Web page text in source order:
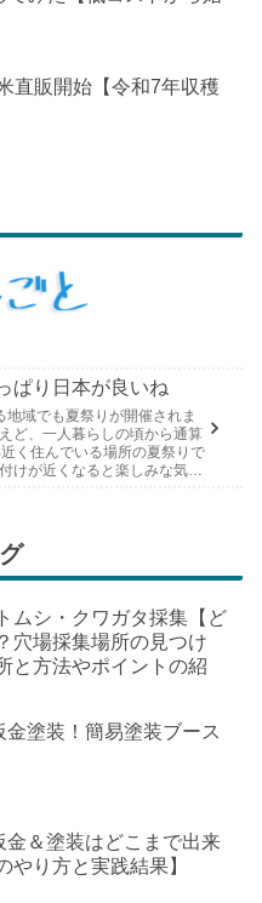
直販開始【令和7年収穫
ぱり日本が良いね
地域でも夏祭りが開催されま
ど、一人暮らしの頃から通算
く住んでいる場所の夏祭りで
けが近くなると楽しみな気持
ムシ・クワガタ採集【ど
穴場採集場所の見つけ
と方法やポイントの紹
金塗装！簡易塗装ブース
金＆塗装はどこまで出来
やり方と実践結果】